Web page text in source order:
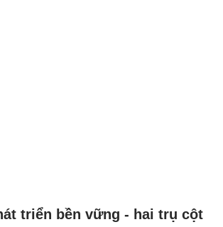
triển bền vững - hai trụ cột